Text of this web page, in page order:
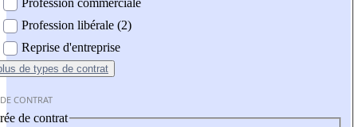
Profession commerciale
Profession libérale (2)
Reprise d'entreprise
de types de contrat
CONTRAT
de contrat